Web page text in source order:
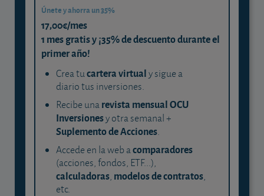
Únete y ahorra un 35%
17,00€/mes
1 mes gratis y ¡35% de descuento durante el
primer año!
Crea tucartera virtualy sigue a
diario tus inversiones.
Recibe unarevista mensual OCU
Inversionesy otra semanal +
Suplemento de Acciones.
Accede en la web acomparadores
(acciones, fondos, ETF...),
calculadoras, modelos de contratos,
etc.